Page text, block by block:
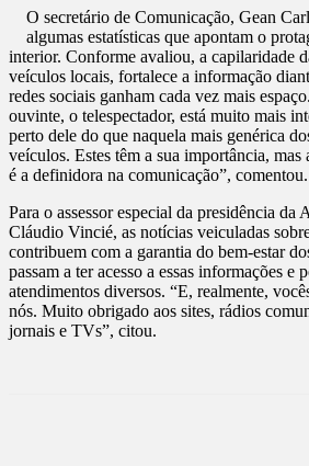
O secretário de Comunicação, Gean
algumas estatísticas que apontam o
interior. Conforme avaliou, a capilaridade
veículos locais, fortalece a informação
redes sociais ganham cada vez mais
ouvinte, o telespectador, está muito mais
perto dele do que naquela mais genérica
veículos. Estes têm a sua importância,
é a definidora na comunicação”, comentou.
Para o assessor especial da presidência da
Cláudio Vincié, as notícias veiculadas
contribuem com a garantia do bem-estar
passam a ter acesso a essas informações e
atendimentos diversos. “E, realmente,
nós. Muito obrigado aos sites, rádios
jornais e TVs”, citou.